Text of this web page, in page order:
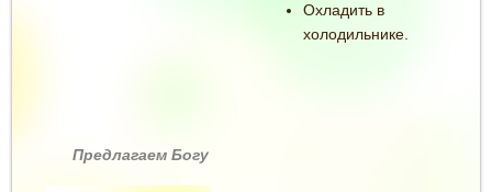
Охладить в
холодильнике.
Предлагаем Богу